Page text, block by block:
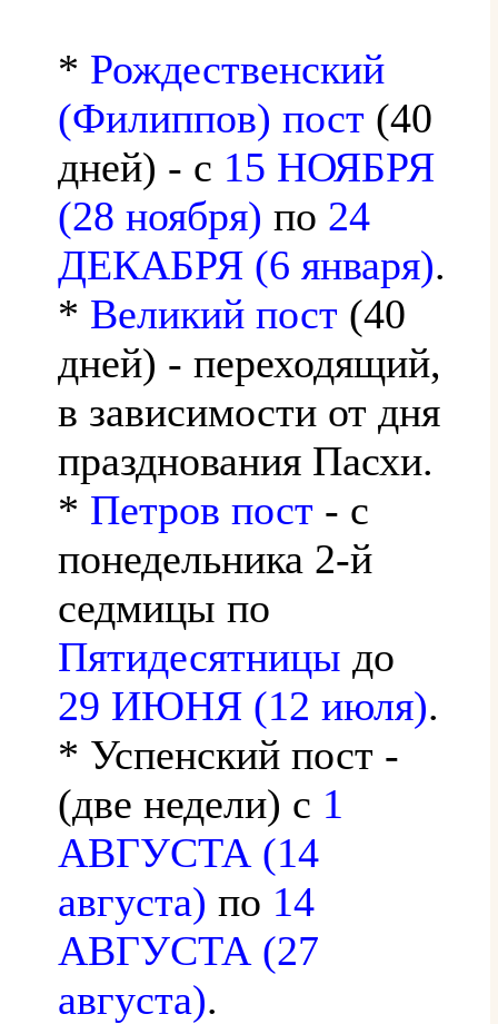
* Рождественский
(Филиппов) пост (40
дней) - с 15 НОЯБРЯ
(28 ноября) по 24
ДЕКАБРЯ (6 января).
* Великий пост (40
дней) - переходящий,
в зависимости от дня
празднования Пасхи.
* Петров пост - с
понедельника 2-й
седмицы по
Пятидесятницы до
29 ИЮНЯ (12 июля).
* Успенский пост -
(две недели) с 1
АВГУСТА (14
августа) по 14
АВГУСТА (27
августа).